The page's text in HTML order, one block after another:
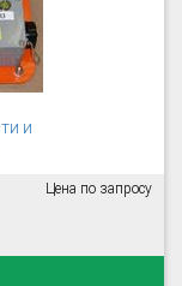
и
Цена по запросу